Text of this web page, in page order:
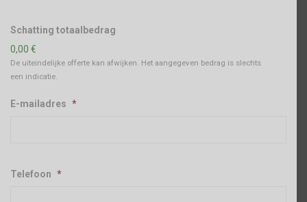
Schatting totaalbedrag
0,00 €
De uiteindelijke offerte kan afwijken. Het aangegeven bedrag is slechts
een indicatie.
E-mailadres *
Telefoon *